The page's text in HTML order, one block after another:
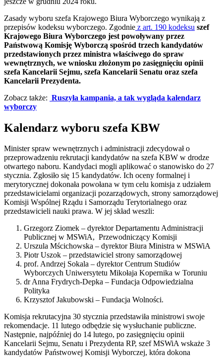
Zasady wyboru szefa Krajowego Biura Wyborczego wynikają z
przepisów kodeksu wyborczego. Zgodnie z art. 190 kodeksu szef
Krajowego Biura Wyborczego jest powoływany przez
Państwową Komisję Wyborczą spośród trzech kandydatów
przedstawionych przez ministra właściwego do spraw
wewnętrznych, we wniosku złożonym po zasięgnięciu opinii
szefa Kancelarii Sejmu, szefa Kancelarii Senatu oraz szefa
Kancelarii Prezydenta.
Zobacz także: Ruszyła kampania, a tak wygląda kalendarz
wyborczy
Kalendarz wyboru szefa KBW
Minister spraw wewnętrznych i administracji zdecydował o
przeprowadzeniu rekrutacji kandydatów na szefa KBW w drodze
otwartego naboru. Kandydaci mogli aplikować o stanowisko do 27
stycznia. Zgłosiło się 15 kandydatów. Ich oceny formalnej i
merytorycznej dokonała powołana w tym celu komisja z udziałem
przedstawicielami organizacji pozarządowych, strony samorządowej
Komisji Wspólnej Rządu i Samorządu Terytorialnego oraz
przedstawicieli nauki prawa. W jej skład weszli:
Grzegorz Ziomek – dyrektor Departamentu Administracji
Publicznej w MSWiA, Przewodniczący Komisji
Urszula Mścichowska – dyrektor Biura Ministra w MSWiA
Piotr Uszok – przedstawiciel strony samorządowej
prof. Andrzej Sokala – dyrektor Centrum Studiów
Wyborczych Uniwersytetu Mikołaja Kopernika w Toruniu
dr Anna Frydrych-Depka – Fundacja Odpowiedzialna
Polityka
Krzysztof Jakubowski – Fundacja Wolności.
Komisja rekrutacyjna 30 stycznia przedstawiła ministrowi swoje
rekomendacje. 11 lutego odbędzie się wysłuchanie publiczne.
Następnie, najpóźniej do 14 lutego, po zasięgnięciu opinii
Kancelarii Sejmu, Senatu i Prezydenta RP, szef MSWiA wskaże 3
kandydatów Państwowej Komisji Wyborczej, która dokona